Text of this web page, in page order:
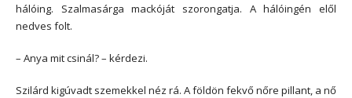
hálóing. Szalmasárga mackóját szorongatja. A hálóingén elől
nedves folt.
– Anya mit csinál? – kérdezi.
Szilárd kigúvadt szemekkel néz rá. A földön fekvő nőre pillant, a nő